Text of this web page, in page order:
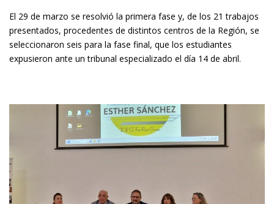
El 29 de marzo se resolvió la primera fase y, de los 21 trabajos
presentados, procedentes de distintos centros de la Región, se
seleccionaron seis para la fase final, que los estudiantes
expusieron ante un tribunal especializado el día 14 de abril.